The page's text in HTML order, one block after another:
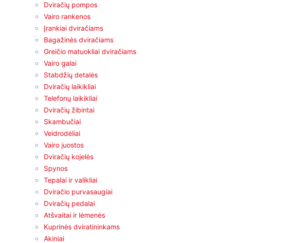
Dviračių pompos
Vairo rankenos
Įrankiai dviračiams
Bagažinės dviračiams
Greičio matuokliai dviračiams
Vairo galai
Stabdžių detalės
Dviračių laikikliai
Telefonų laikikliai
Dviračių žibintai
Skambučiai
Veidrodėliai
Vairo juostos
Dviračių kojelės
Spynos
Tepalai ir valikliai
Dviračio purvasaugiai
Dviračių pedalai
Atšvaitai ir lėmenės
Kuprinės dviratininkams
Akiniai